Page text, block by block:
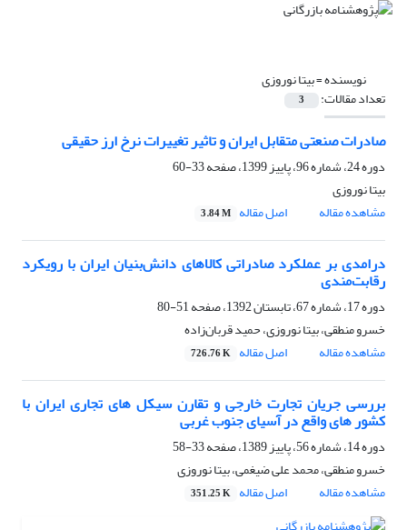
نویسنده =بیتا نوروزی
تعداد مقالات: 3
صادرات صنعتی متقابل ایران و تاثیر تغییرات نرخ ارز حقیقی
دوره 24، شماره 96، پاییز 1399، صفحه
33-60
بیتا نوروزی
مشاهده مقاله
اصل مقاله 3.84 M
درامدی بر عملکرد صادراتی کالاهای دانش‌بنیان ایران با رویکرد
رقابت‌مندی
دوره 17، شماره 67، تابستان 1392، صفحه
51-80
خسرو منطقی، بیتا نوروزی، حمید قربان‌زاده
مشاهده مقاله
اصل مقاله 726.76 K
بررسی جریان تجارت خارجی و تقارن سیکل های تجاری ایران با
کشور های واقع در آسیای جنوب غربی
دوره 14، شماره 56، پاییز 1389، صفحه
33-58
خسرو منطقی، محمد علی ضیغمی، بیتا نوروزی
مشاهده مقاله
اصل مقاله 351.25 K